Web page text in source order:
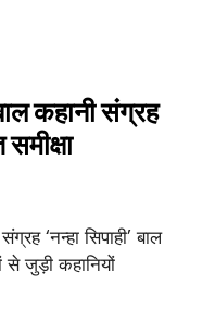
कहानी संग्रह
‘नन्हा सिपाही’ बाल
जुड़ी कहानियों